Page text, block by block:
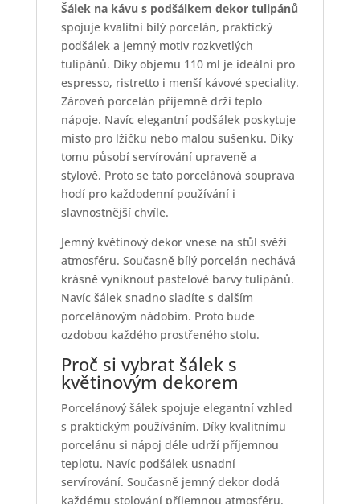
Šálek na kávu s podšálkem dekor tulipánů
spojuje kvalitní bílý porcelán, praktický
podšálek a jemný motiv rozkvetlých
tulipánů. Díky objemu 110 ml je ideální pro
espresso, ristretto i menší kávové speciality.
Zároveň porcelán příjemně drží teplo
nápoje. Navíc elegantní podšálek poskytuje
místo pro lžičku nebo malou sušenku. Díky
tomu působí servírování upraveně a
stylově. Proto se tato porcelánová souprava
hodí pro každodenní používání i
slavnostnější chvíle.
Jemný květinový dekor vnese na stůl svěží
atmosféru. Současně bílý porcelán nechává
krásně vyniknout pastelové barvy tulipánů.
Navíc šálek snadno sladíte s dalším
porcelánovým nádobím. Proto bude
ozdobou každého prostřeného stolu.
Proč si vybrat šálek s
květinovým dekorem
Porcelánový šálek spojuje elegantní vzhled
s praktickým používáním. Díky kvalitnímu
porcelánu si nápoj déle udrží příjemnou
teplotu. Navíc podšálek usnadní
servírování. Současně jemný dekor dodá
každému stolování příjemnou atmosféru.